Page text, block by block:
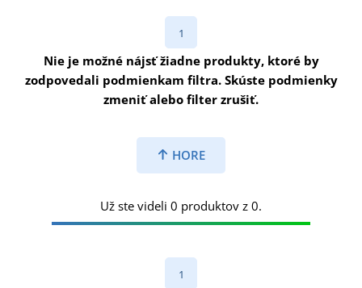
1
Nie je možné nájsť žiadne produkty, ktoré by
zodpovedali podmienkam filtra. Skúste podmienky
zmeniť alebo filter zrušiť.
HORE
Už ste videli 0 produktov z 0.
1